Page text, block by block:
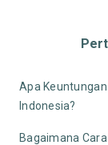
Apa
Indonesia?
Bagaimana